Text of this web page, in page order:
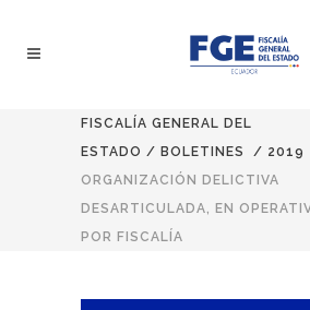
FISCALÍA GENERAL DEL
ESTADO / BOLETINES / 2019
ORGANIZACIÓN DELICTIVA
DESARTICULADA, EN
POR FISCALÍA